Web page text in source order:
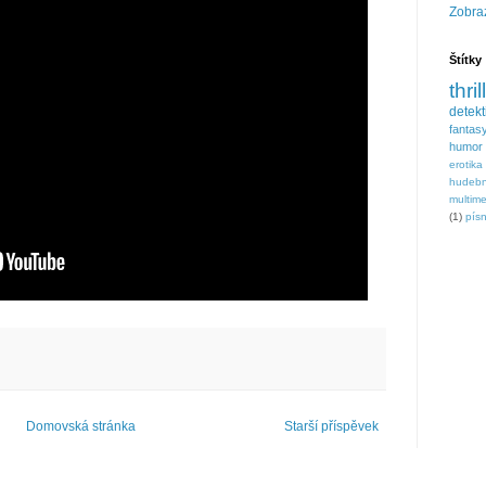
Starší příspěvek
Domovská stránka
Štítky
humor
erotika
(1)